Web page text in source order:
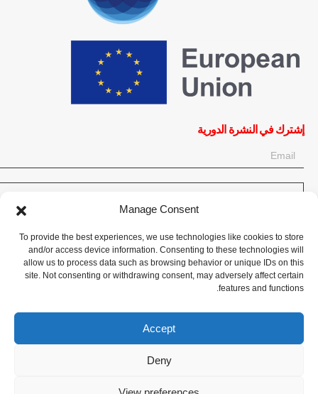
Manage Consent
To provide the best experiences, we use technologies like cookies to store
and/or access device information. Consenting to these technologies will
allow us to process data such as browsing behavior or unique IDs on this
site. Not consenting or withdrawing consent, may adversely affect certain
features and functions.
Accept
Deny
إشترك في النشرة الدورية
على النشرة الإخبارية:
تبرع الآن